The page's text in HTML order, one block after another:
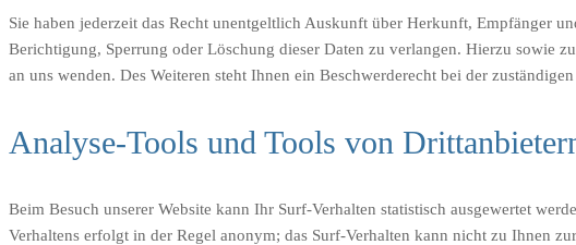
Sie haben jederzeit das Recht unentgeltlich Auskunft über Herkunft, Empfänger
Berichtigung, Sperrung oder Löschung dieser Daten zu verlangen. Hierzu sowie
an uns wenden. Des Weiteren steht Ihnen ein Beschwerderecht bei der
Analyse-Tools und Tools von
Beim Besuch unserer Website kann Ihr Surf-Verhalten statistisch ausgewertet
Verhaltens erfolgt in der Regel anonym; das Surf-Verhalten kann nicht zu Ihnen